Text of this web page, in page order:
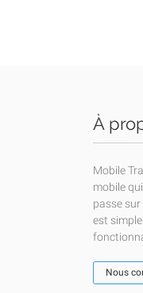
À
Mobile
mobile
passe
est
Nous